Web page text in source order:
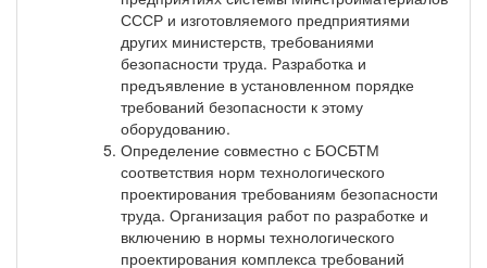
СССР и изготовляемого предприятиями
других министерств, требованиями
безопасности труда. Разработка и
предъявление в установленном порядке
требований безопасности к этому
оборудованию.
Определение совместно с БОСБТМ
соответствия норм технологического
проектирования требованиям безопасности
труда. Организация работ по разработке и
включению в нормы технологического
проектирования комплекса требований